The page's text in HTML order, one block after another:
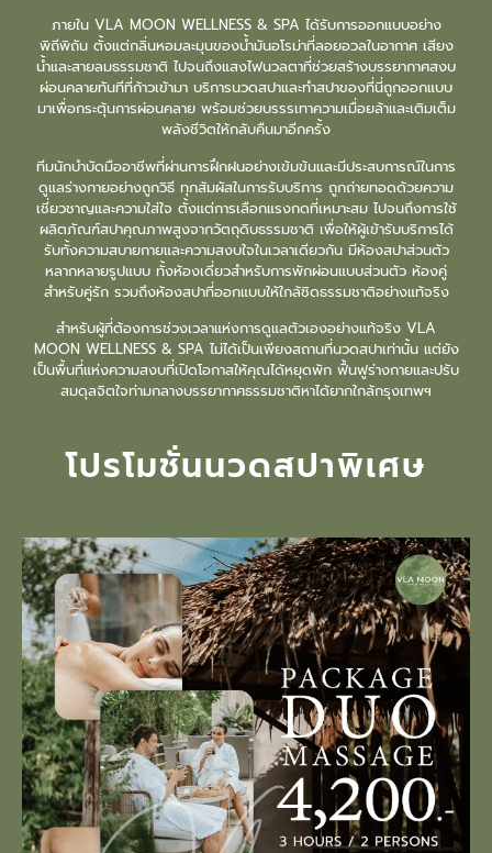
ภายใน VLA MOON WELLNESS & SPA ได้รับการออกแบบอย่าง
พิถีพิถัน ตั้งแต่กลิ่นหอมละมุนของน้ำมันอโรม่าที่ลอยอวลในอากาศ เสียง
น้ำและสายลมธรรมชาติ ไปจนถึงแสงไฟนวลตาที่ช่วยสร้างบรรยากาศสงบ
ผ่อนคลายทันทีที่ก้าวเข้ามา บริการนวดสปาและทำสปาของที่นี่ถูกออกแบบ
มาเพื่อกระตุ้นการผ่อนคลาย พร้อมช่วยบรรรเทาความเมื่อยล้าและเติมเต็ม
พลังชีวิตให้กลับคืนมาอีกครั้ง
ทีมนักบำบัดมืออาชีพที่ผ่านการฝึกฝนอย่างเข้มข้นและมีประสบการณ์ในการ
ดูแลร่างกายอย่างถูกวิธี ทุกสัมผัสในการรับบริการ ถูกถ่ายทอดด้วยความ
เชี่ยวชาญและความใส่ใจ ตั้งแต่การเลือกแรงกดที่เหมาะสม ไปจนถึงการใช้
ผลิตภัณฑ์สปาคุณภาพสูงจากวัตถุดิบธรรมชาติ เพื่อให้ผู้เข้ารับบริการได้
รับทั้งความสบายกายและความสงบใจในเวลาเดียวกัน มีห้องสปาส่วนตัว
หลากหลายรูปแบบ ทั้งห้องเดี่ยวสำหรับการพักผ่อนแบบส่วนตัว ห้องคู่
สำหรับคู่รัก รวมถึงห้องสปาที่ออกแบบให้ใกล้ชิดธรรมชาติอย่างแท้จริง
สำหรับผู้ที่ต้องการช่วงเวลาแห่งการดูแลตัวเองอย่างแท้จริง VLA
MOON WELLNESS & SPA ไม่ได้เป็นเพียงสถานที่นวดสปาเท่านั้น แต่ยัง
เป็นพื้นที่แห่งความสงบที่เปิดโอกาสให้คุณได้หยุดพัก ฟื้นฟูร่างกายและปรับ
สมดุลจิตใจท่ามกลางบรรยากาศธรรมชาติหาได้ยากใกล้กรุงเทพฯ
โปรโมชั่นนวดสปาพิเศษ